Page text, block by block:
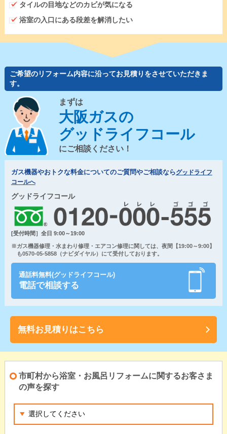
タイルの目地などのカビが気になる
浴室の入口にある段差を解消したい
ご希望のリフォーム内容に沿ってお見積りをさせていただきま
す。
まずは
大阪ガスの
グッドライフコール
にご相談ください！
ガス機器やおトクな料金についてのご質問やご相談ならグッドライフ
コールへ
グッドライフコール
[受付時間］全日 9:00～19:00
※ガス機器修理・水まわり修理・エアコン修理に関しては、夜間【19:00～9:00】
も0570-05-5858（ナビダイヤル）にて受付しております。
通話料無料(グッドライフコール)
電話で相談する
無料お見積りはこちら
市町村から浴室・お風呂リフォームに関するお客さま
の声を探す